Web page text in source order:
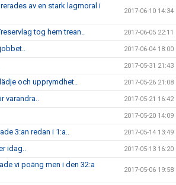
av en stark lagmoral i
2017-06-10 14:34
tog hem trean.. 2017-06-05 22:11
2017-06-04 18:00
2017-05-31 21:43
och upprymdhet.. 2017-05-26 21:08
2017-05-21 16:42
2017-05-20 14:09
3:an redan i 1:a.. 2017-05-14 13:49
idag.. 2017-05-13 16:20
vi poäng men i den 32:a
2017-05-06 19:58